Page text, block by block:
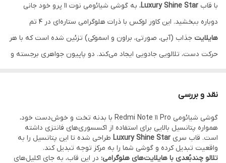
هایلایت صورتی، آبی، براون، اسموکی
متریال بدنه TPU شفاف ضد شوک و ضد زردی
با قاب Luxury Shine Star
، به گوشی شیائومی نوت ۱۱ پرو خود جانی
دوباره ببخشید. این کاور لوکس با ذرات هلوگرامی ستاره‌ای در ۴ تم
هایلایت جذاب (آبی، صورتی، براون و اسموکی) تزئین شده است که با هر
حرکت دست، تلالویی جادویی ایجاد می‌کند. دو پاپیون جواهری برجسته و
گوشی شما را با درخشش ستاره‌ها ادغام می‌کند.
اسنپ پی و دیجی پی
نقد و بررسی
گوشی شیائومی Redmi Note 11 Pro با بدنه تخت و خوش‌دست خود،
همواره پتانسیل بالایی برای استفاده از اکسسوری‌های فانتزی داشته
است. قاب سری Luxury Shine Star طراحی شده تا این پتانسیل را به
واقعیت تبدیل کرده و گوشی شما را به مرکز توجه تبدیل کند.
تلالو چندبُعدی با هایلایت‌های هلوگرامی: در این قاب، به جای اکلیل‌های